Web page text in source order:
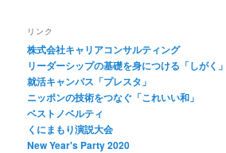
リンク
株式会社キャリアコンサルティング
リーダーシップの基礎を身につける「しがく」
就活キャンパス「プレスタ」
ニッポンの技術をつなぐ「これいい和」
ベストノベルティ
くにまもり演説大会
New Year's Party 2020